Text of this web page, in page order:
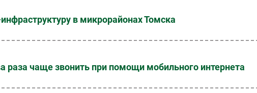
в микрорайонах Томска
раза чаще звонить при помощи мобильного интернета